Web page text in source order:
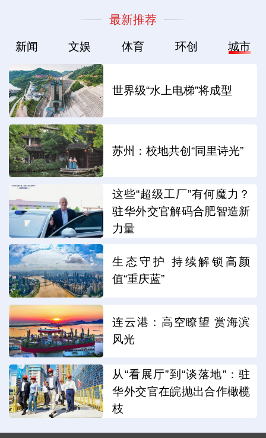
最新推荐
新闻 文娱 体育 环创 城市
世界级“水上电梯”将成型
苏州：校地共创“同里诗光”
这些“超级工厂”有何魔力？
驻华外交官解码合肥智造新
力量
生态守护 持续解锁高颜
值“重庆蓝”
连云港：高空瞭望 赏海滨
风光
从“看展厅”到“谈落地”：驻
华外交官在皖抛出合作橄榄
枝